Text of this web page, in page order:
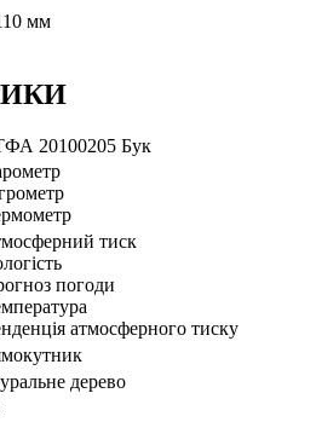
мм
20100205 Бук
тиск
погоди
атмосферного тиску
дерево